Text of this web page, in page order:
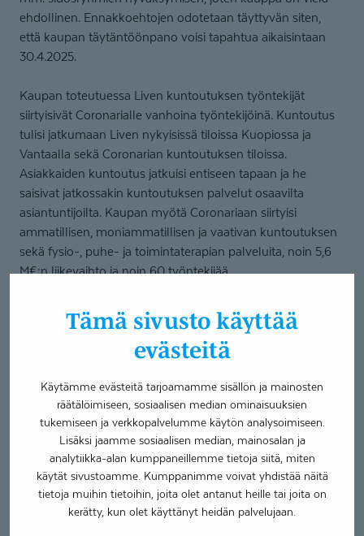
Tämä sivusto käyttää
evästeitä
Käytämme evästeitä tarjoamamme sisällön ja mainosten
räätälöimiseen, sosiaalisen median ominaisuuksien
tukemiseen ja verkkopalvelumme käytön analysoimiseen.
Lisäksi jaamme sosiaalisen median, mainosalan ja
analytiikka-alan kumppaneillemme tietoja siitä, miten
käytät sivustoamme. Kumppanimme voivat yhdistää näitä
tietoja muihin tietoihin, joita olet antanut heille tai joita on
kerätty, kun olet käyttänyt heidän palvelujaan.
ehdollinen. Ennakkoehtojen odotetaan täyttyvän siten,
että kaupan täytäntöönpano voisi tapahtua aikaisintaan
30.4.2025.
Kaupan toteutuessa Liven kuntoutuksen työntekijät
siirtyisivät Coronarialle vanhoina työntekijöinä. Kuntoutus
tulisi jatkumaan Liven nykyisissä tiloissa Kuopiossa ja
Vantaalla sekä Coronarian kuntoutuksen tiloissa.
Asiakkaiden kuntoutus jatkuisi entiseen tapaan ja he
saisivat jatkossakin kuntoutuksen palvelut osaavilta
asiantuntijoilta. Kaupan myötä Coronariaan siirtyisi
ammatillisen, moniammatillisen ja vaativan kuntoutuksen
sekä fysio-, puhe- ja toimintaterapian palveluita, noin 5,6
M€:n liikevaihto ja noin 60 työntekijää.
Livellä on pitkä historia kuntoutuksen osaajana.
Liiketoimintakaupan taustalla on pidempään jatkunut
kuntoutustoimialan muutos, joka on vaikuttanut
tuottamiseen. Tämän kaupan myötä asiakkaamme
pääsevät entistä monipuolisempien palveluiden piiriin,
ja nykyinen henkilöstö osaksi vakaata ja arvostettua
alan toimijaa, jolla on valtakunnalliset resurssit
kuntoutusliiketoiminnan pitkäjänteiseen kehittämiseen,
toteaa Live-säätiön toimitusjohtajaMarja Pajulahti.